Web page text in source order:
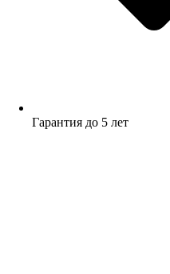
Гарантия до 5 лет